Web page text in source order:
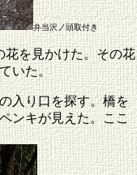
弁当沢ノ頭取付き
花を見かけた。その花
いた。
入り口を探す。橋を
ンキが見えた。ここ